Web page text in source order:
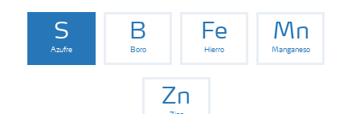
Soluciones por cultivos
S
Azufre
B
Boro
Fe
Hierro
Mn
Manganeso
Zn